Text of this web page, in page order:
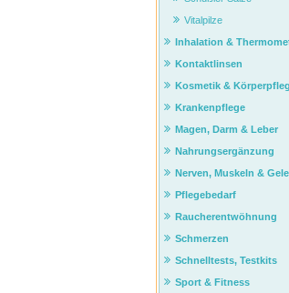
Vitalpilze
Inhalation &
Kontaktlinsen
Kosmetik &
Krankenpflege
Magen, Darm & Leber
Nahrungsergänzung
Nerven, Muskeln &
Pflegebedarf
Raucherentwöhnung
Schmerzen
Schnelltests, Testkits
Sport & Fitness